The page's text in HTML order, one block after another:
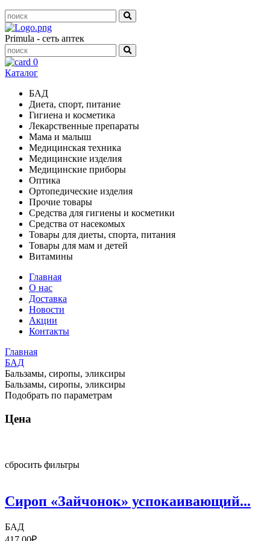
Primula - сеть аптек
0
Каталог
БАД
Диета, спорт, питание
Гигиена и косметика
Лекарственные препараты
Мама и малыш
Медицинская техника
Медицинские изделия
Медицинские приборы
Оптика
Ортопедические изделия
Прочие товары
Средства для гигиены и косметики
Средства от насекомых
Товары для диеты, спорта, питания
Товары для мам и детей
Витамины
Главная
О нас
Доставка
Новости
Акции
Контакты
Главная
БАД
Бальзамы, сиропы, эликсиры
Бальзамы, сиропы, эликсиры
Подобрать по параметрам
Цена
сбросить фильтры
Сироп «Зайчонок» успокаивающий...
БАД